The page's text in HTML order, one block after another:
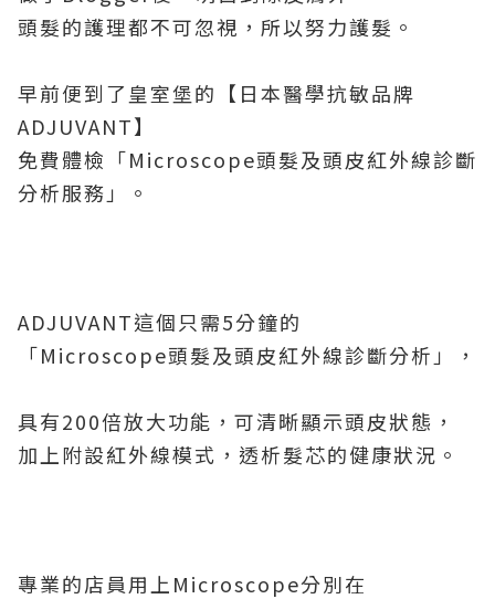
頭髮的護理都不可忽視，所以努力護髮。
早前便到了皇室堡的【日本醫學抗敏品牌
ADJUVANT】
免費體檢「Microscope頭髮及頭皮紅外線診斷
分析服務」。
ADJUVANT這個只需5分鐘的
「Microscope頭髮及頭皮紅外線診斷分析」，
具有200倍放大功能，可清晰顯示頭皮狀態，
加上附設紅外線模式，透析髮芯的健康狀況。
專業的店員用上Microscope分別在